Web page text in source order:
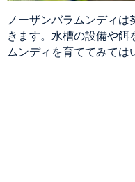
ノーザンバラムンディ
きます。水槽の設備や餌
ムンディを育ててみては